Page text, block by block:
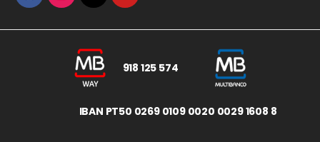
918 125 574
IBAN PT50 0269 0109 0020 0029 1608 8